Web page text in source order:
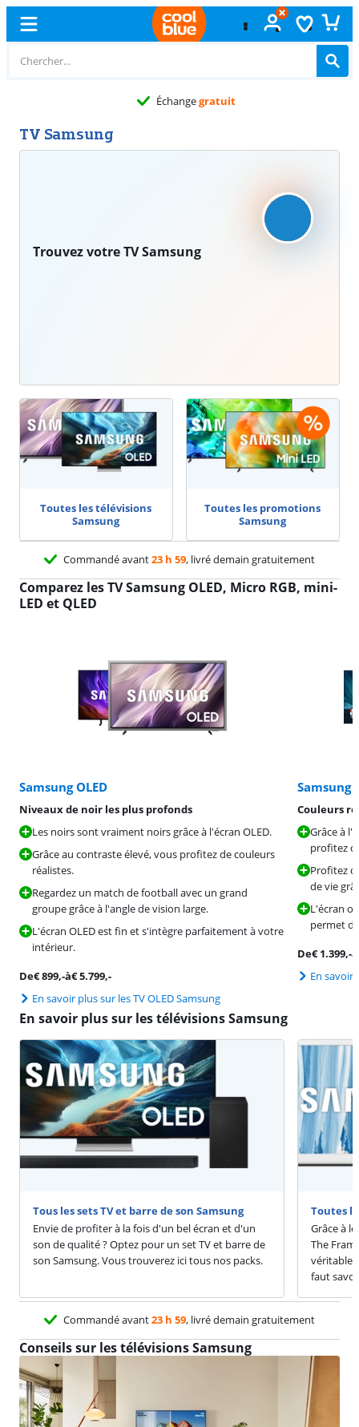
Échangegratuit
TV Samsung
Trouvez votre TV Samsung
Toutes les télévisions
Samsung
Toutes les promotions
Samsung
Commandé avant23 h 59, livré demain gratuitement
Comparez les TV Samsung OLED, Micro RGB, mini-
LED et QLED
Samsung OLED
Niveaux de noir les plus profonds
Les noirs sont vraiment noirs grâce à l'écran OLED.
Grâce au contraste élevé, vous profitez de couleurs
réalistes.
Regardez un match de football avec un grand
groupe grâce à l'angle de vision large.
L'écran OLED est fin et s'intègre parfaitement à votre
intérieur.
De€899,-à€5.799,-
En savoir plus sur les TV OLED Samsung
Samsung
Couleurs
Grâce à
profitez
Profitez
de vie
L'écran
permet
De€1.399,-à
En savoir
En savoir plus sur les télévisions Samsung
Tous les sets TV et barre de son Samsung
Envie de profiter à la fois d'un bel écran et d'un
son de qualité ? Optez pour un set TV et barre de
son Samsung. Vous trouverez ici tous nos packs.
Toutes
Grâce à
The
faut
Commandé avant23 h 59, livré demain gratuitement
Conseils sur les télévisions Samsung